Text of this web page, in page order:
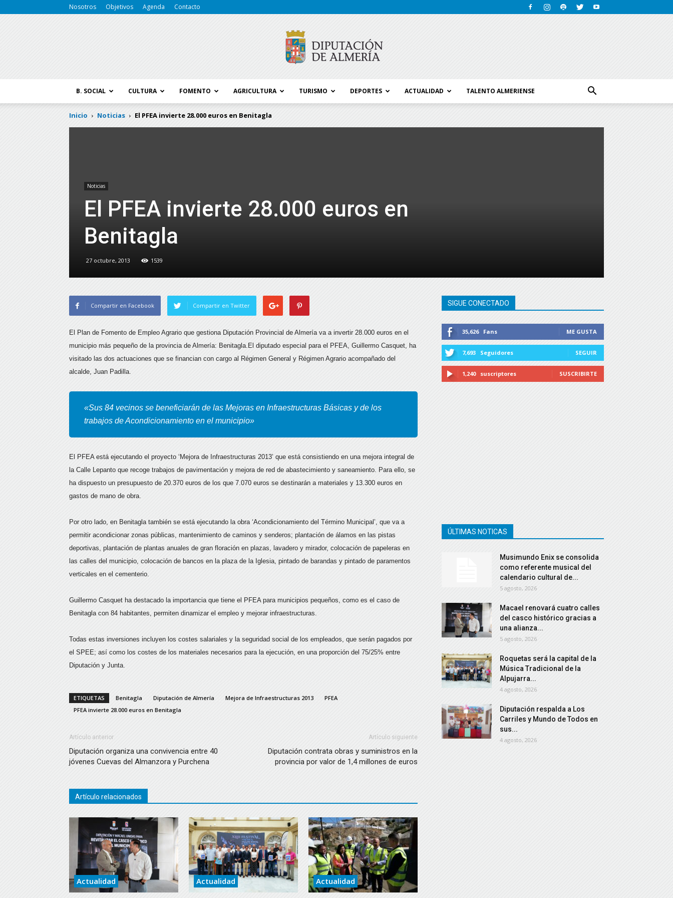
Nosotros Objetivos Agenda Contacto
B. SOCIAL CULTURA FOMENTO AGRICULTURA TURISMO DEPORTES ACTUALIDAD TALENTO ALMERIENSE
Inicio Noticias El PFEA invierte 28.000 euros en Benitagla
Noticias
El PFEA invierte 28.000 euros en
Benitagla
27 octubre, 2013 1539
Compartir en Facebook Compartir en Twitter
El Plan de Fomento de Empleo Agrario que gestiona Diputación Provincial de Almería va a invertir 28.000 euros en el
municipio más pequeño de la provincia de Almería: Benitagla. El diputado especial para el PFEA, Guillermo Casquet, ha
visitado las dos actuaciones que se financian con cargo al Régimen General y Régimen Agrario acompañado del
alcalde, Juan Padilla.
«Sus 84 vecinos se beneficiarán de las Mejoras en Infraestructuras Básicas y de los
trabajos de Acondicionamiento en el municipio»
El PFEA está ejecutando el proyecto ‘Mejora de Infraestructuras 2013’ que está consistiendo en una mejora integral de
la Calle Lepanto que recoge trabajos de pavimentación y mejora de red de abastecimiento y saneamiento. Para ello, se
ha dispuesto un presupuesto de 20.370 euros de los que 7.070 euros se destinarán a materiales y 13.300 euros en
gastos de mano de obra.
Por otro lado, en Benitagla también se está ejecutando la obra ‘Acondicionamiento del Término Municipal’, que va a
permitir acondicionar zonas públicas, mantenimiento de caminos y senderos; plantación de álamos en las pistas
deportivas, plantación de plantas anuales de gran floración en plazas, lavadero y mirador, colocación de papeleras en
las calles del municipio, colocación de bancos en la plaza de la Iglesia, pintado de barandas y pintado de paramentos
verticales en el cementerio.
Guillermo Casquet ha destacado la importancia que tiene el PFEA para municipios pequeños, como es el caso de
Benitagla con 84 habitantes, permiten dinamizar el empleo y mejorar infraestructuras.
Todas estas inversiones incluyen los costes salariales y la seguridad social de los empleados, que serán pagados por
el SPEE; así como los costes de los materiales necesarios para la ejecución, en una proporción del 75/25% entre
Diputación y Junta.
ETIQUETAS Benitagla Diputación de Almería Mejora de Infraestructuras 2013
PFEA
PFEA invierte 28.000 euros en Benitagla
Artículo anterior
Diputación organiza una convivencia entre 40
jóvenes Cuevas del Almanzora y Purchena
Artículo siguiente
Diputación contrata obras y suministros en la
provincia por valor de 1,4 millones de euros
Artículo relacionados
Actualidad Actualidad Actualidad
SIGUE CONECTADO
35,626 Fans ME GUSTA
7,693 Seguidores SEGUIR
1,240 suscriptores SUSCRIBIRTE
ÚLTIMAS NOTICAS
Musimundo Enix se consolida
como referente musical del
calendario cultural de...
5 agosto, 2026
Macael renovará cuatro calles
del casco histórico gracias a
una alianza...
5 agosto, 2026
Roquetas será la capital de la
Música Tradicional de la
Alpujarra...
4 agosto, 2026
Diputación respalda a Los
Carriles y Mundo de Todos en
sus...
4 agosto, 2026